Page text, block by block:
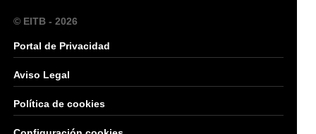
© EITB - 2026
Portal de Privacidad
Aviso Legal
Política de cookies